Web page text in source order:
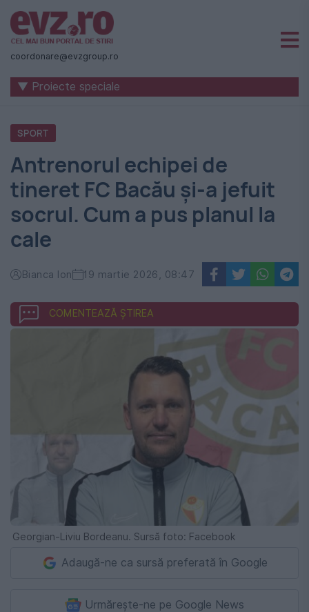
Știri
naționale
internaționale
România
-
Evenimentul
Zilei
coordonare@evzgroup.ro
▼ Proiecte speciale
SPORT
Antrenorul echipei de
tineret FC Bacău și-a jefuit
socrul. Cum a pus planul la
cale
Bianca Ion 19 martie 2026, 08:47
COMENTEAZĂ ȘTIREA
Georgian-Liviu Bordeanu. Sursă foto: Facebook
Adaugă-ne ca sursă preferată în Google
Urmărește-ne pe Google News